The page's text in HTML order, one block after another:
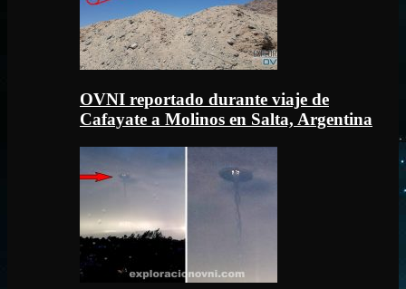
OVNI reportado durante viaje de
Cafayate a Molinos en Salta, Argentina